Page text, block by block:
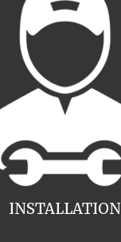
INSTALLATION